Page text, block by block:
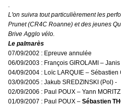
.
L'on suivra tout particulièrement les
Prunet (CR4C Roanne) et des jeunes
Brive Agglo vélo.
Le palmarès
07/09/2002 : Epreuve annulée
06/09/2003 : François GIROLAMI –
04/09/2004 : Loïc LARQUIE –
03/09/2005 : Jakub SREDZINSKI (Pol) -
02/09/2006 : Paul POUX – Yann
01/09/2007 : Paul POUX – Sébastien